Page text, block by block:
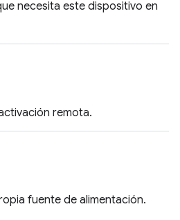
necesita este dispositivo en
remota.
fuente de alimentación.